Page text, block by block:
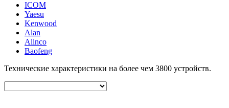
ICOM
Yaesu
Kenwood
Alan
Alinco
Baofeng
Технические характеристики на более чем 3800 устройств.